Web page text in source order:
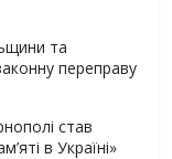
та
переправу
став
в Україні»